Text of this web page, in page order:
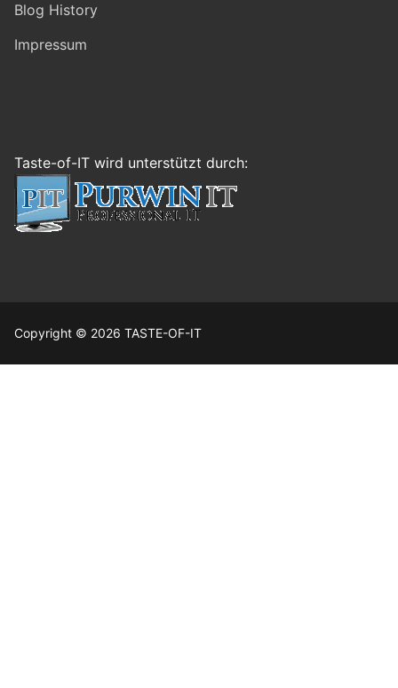
Blog History
Impressum
Taste-of-IT wird unterstützt durch:
Copyright © 2026 TASTE-OF-IT